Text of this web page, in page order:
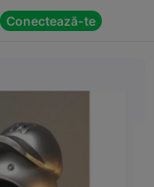
Conectează-te